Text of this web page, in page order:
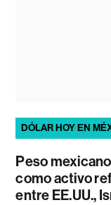
DÓLAR HOY EN
Peso
como activo
entre EE.UU.,